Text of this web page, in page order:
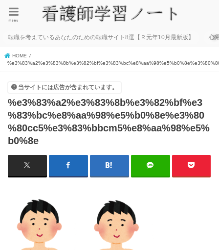
menu
転職を考えているあなたのための転職サイト8選【Ｒ元年10月最新版】 心
HOME
当サイトには広告が含まれています。
%e3%83%a2%e3%83%8b%e3%82%bf%e3
%83%bc%e8%aa%98%e5%b0%8e%e3%80
%80cc5%e3%83%bbcm5%e8%aa%98%e5%
b0%8e